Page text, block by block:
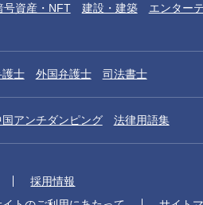
号資産・NFT 建設・建築
エンター
士 外国弁護士 司法書士
国アンチダンピング 法律用語集
採用情報